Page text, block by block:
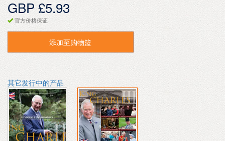
GBP £5.93
官方价格保证
添加至购物篮
其它发行中的产品